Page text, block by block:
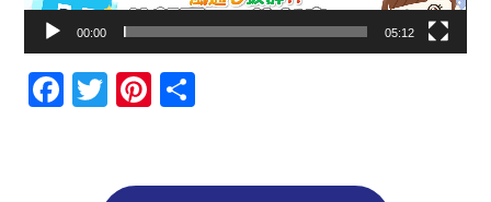
00:00 05:12
Facebook
TwitterPinterest